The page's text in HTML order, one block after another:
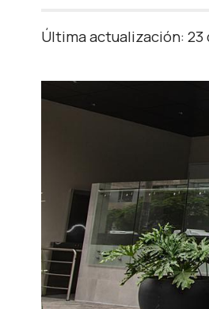
Última actualización: 23